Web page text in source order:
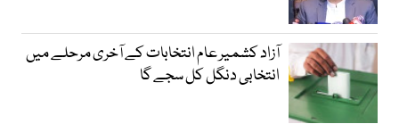
آزاد کشمیر عام انتخابات کے آخری مرحلے میں
انتخابی دنگل کل سجے گا